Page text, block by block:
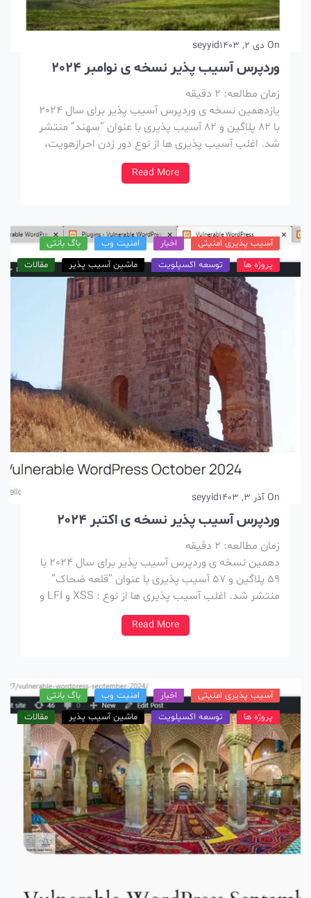
دی 2, 1403 seyyid
وردپرس آسیب پذیر نسخه ی نوامبر 2024
زمان مطالعه:2دقیقه
یازدهمین نسخه ی وردپرس آسیب پذیر برای سال 2024
با 82 پلاگین و 82 آسیب پذیری با عنوان “سهند” منتشر
شد. اغلب آسیب پذیری ها از نوع دور زدن احرازهویت،
XSS و SQL injection هستن. نکات کلی این نسخه ها ،
آسیب پذیر هستن و در نتیجه بالا آوردن […]
Read More
آسیب پذیری امنیتی اخبار امنیت وب
باگ بانتی
پروژه ها
توسعه اکسپلویت ماشین آسیب پذیر مقالات
آذر 3, 1403 seyyid
وردپرس آسیب پذیر نسخه ی اکتبر 2024
زمان مطالعه:2دقیقه
دهمین نسخه ی وردپرس آسیب پذیر برای سال 2024 با
59 پلاگین و 57 آسیب پذیری با عنوان “قلعه ضحاک”
منتشر شد. اغلب آسیب پذیری ها از نوع : XSS و LFI و
SQL injection هستن. نکات کلی این نسخه ها ، آسیب
پذیر هستن و در نتیجه بالا […]
Read More
آسیب پذیری امنیتی اخبار امنیت وب
باگ بانتی
پروژه ها
توسعه اکسپلویت ماشین آسیب پذیر مقالات